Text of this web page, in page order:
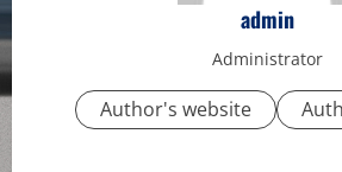
admin
Administrator
Author's website